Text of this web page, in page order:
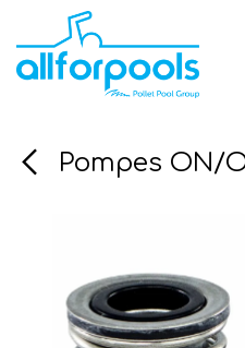
Se rendre au
Pompes ON/